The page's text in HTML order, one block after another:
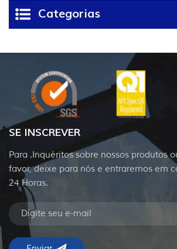
aplicação de GNL
Categorias
SE INSCREVER
Para .Inquéritos sobre nossos produtos
favor, deixe para nós e entraremos em
24 Horas.